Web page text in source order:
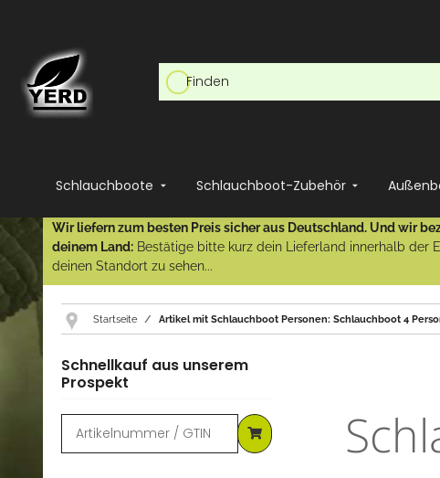
Schlauchboote Schlauchboot-Zubehör
Wir liefern zum besten Preis sicher aus Deutschland. Und wir
deinem Land: Bestätige bitte kurz dein Lieferland innerhalb der
deinen Standort zu sehen...
Startseite Artikel mit Schlauchboot Personen: Schlauchboot 4
Schnellkauf aus unserem
Prospekt